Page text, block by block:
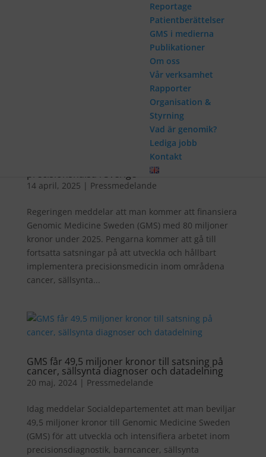
Reportage
Patientberättelser
GMS i medierna
Publikationer
Om oss
Vår verksamhet
Rapporter
Organisation &
Styrning
Vad är genomik?
Lediga jobb
Kontakt
80 miljoner till GMS förstärker satsningar på
precisionshälsa i Sverige
14 april, 2025 | Pressmedelande
Regeringen meddelar att man kommer att finansiera
Genomic Medicine Sweden (GMS) med 80 miljoner
kronor under 2025. Pengarna kommer att gå till
fortsatta satsningar på att utveckla och hållbart
implementera precisionsmedicin inom områdena
cancer, sällsynta...
GMS får 49,5 miljoner kronor till satsning på
cancer, sällsynta diagnoser och datadelning
20 maj, 2024| Pressmedelande
Idag meddelar Socialdepartementet att man beviljar
49,5 miljoner kronor till Genomic Medicine Sweden
(GMS) för att utveckla och intensifiera arbetet inom
precisionsdiagnostik, barncancer, sällsynta